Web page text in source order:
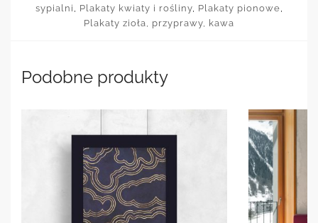
sypialni , Plakaty kwiaty i rośliny, Plakaty pionowe,
Plakaty zioła, przyprawy, kawa
Podobne produkty